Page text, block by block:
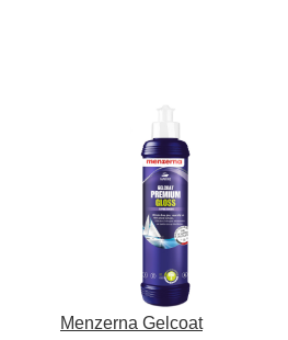
Menzerna Gelcoat